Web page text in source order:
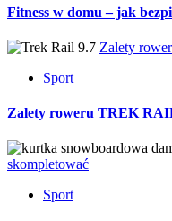
Fitness w domu – jak
Zalety
Sport
Zalety roweru TREK
skompletować
Sport